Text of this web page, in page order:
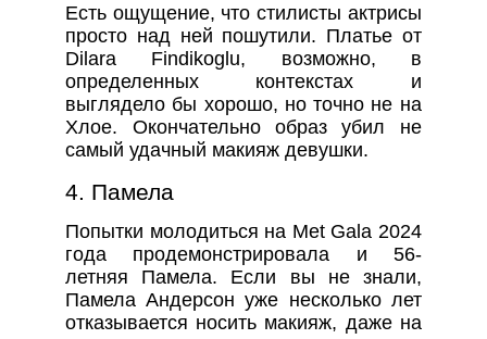
Есть ощущение, что стилисты актрисы
просто над ней пошутили. Платье от
Dilara Findikoglu, возможно, в
определенных контекстах и
выглядело бы хорошо, но точно не на
Хлое. Окончательно образ убил не
самый удачный макияж девушки.
4. Памела
Попытки молодиться на Met Gala 2024
года продемонстрировала и 56-
летняя Памела. Если вы не знали,
Памела Андерсон уже несколько лет
отказывается носить макияж, даже на